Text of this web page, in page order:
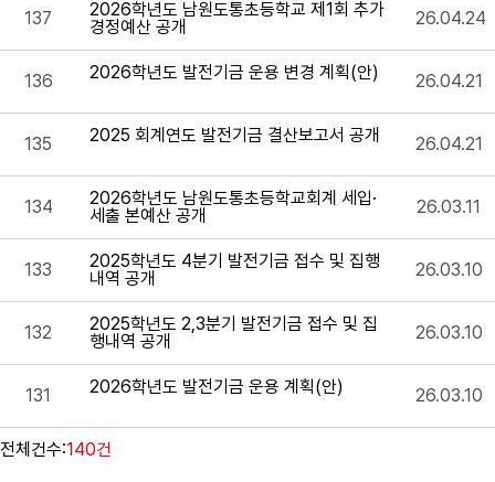
137
2026학년도 남원도통초등학교 제1회 추가
경정예산 공개
26.04.24
136 2026학년도 발전기금 운용 변경 계획(안) 26.04.21
135 2025 회계연도 발전기금 결산보고서 공개 26.04.21
134
2026학년도 남원도통초등학교회계 세입·
세출 본예산 공개
26.03.11
133
2025학년도 4분기 발전기금 접수 및 집행
내역 공개
26.03.10
132
2025학년도 2,3분기 발전기금 접수 및 집
행내역 공개
26.03.10
131 2026학년도 발전기금 운용 계획(안) 26.03.10
전체건수:140건